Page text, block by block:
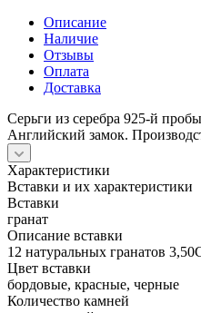
Описание
Наличие
Отзывы
Оплата
Доставка
Серьги из серебра 925-й
Английский замок.
Характеристики
Вставки и их характеристики
Вставки
гранат
Описание вставки
12 натуральных гранатов
Цвет вставки
бордовые, красные, черные
Количество камней